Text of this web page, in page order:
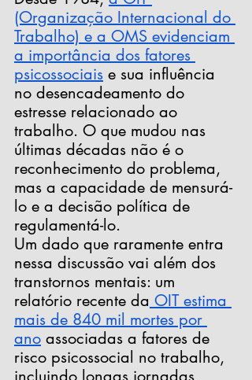
(Organização Internacional do
Trabalho) e a OMS evidenciam
a importância dos fatores
psicossociais e sua influência
no desencadeamento do
estresse relacionado ao
trabalho. O que mudou nas
últimas décadas não é o
reconhecimento do problema,
mas a capacidade de mensurá-
lo e a decisão política de
regulamentá-lo.
Um dado que raramente entra
nessa discussão vai além dos
transtornos mentais: um
relatório recente da OIT estima
mais de 840 mil mortes por
ano associadas a fatores de
risco psicossocial no trabalho,
incluindo longas jornadas,